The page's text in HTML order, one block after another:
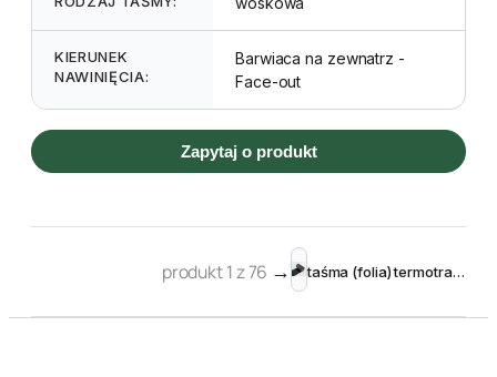
KIERUNEK
NAWINIĘCIA:
Barwiaca na zewnatrz -
Face-out
Zapytaj o produkt
produkt 1 z 76 taśma (folia) termotransferowa woskowa 110 mm 300m Black
→